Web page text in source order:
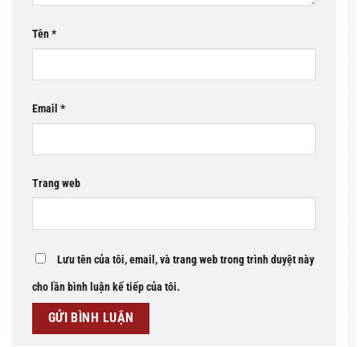
Tên*
Email *
Trang web
Lưu tên của tôi, email, và trang web trong trình duyệt này
cho lần bình luận kế tiếp của tôi.